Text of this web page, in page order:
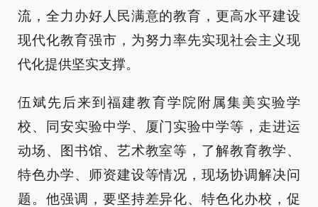
流，全力办好人民满意的教育，更高水平建设
现代化教育强市，为努力率先实现社会主义现
代化提供坚实支撑。
伍斌先后来到福建教育学院附属集美实验学
校、同安实验中学、厦门实验中学等，走进运
动场、图书馆、艺术教室等，了解教育教学、
特色办学、师资建设等情况，现场协调解决问
题。他强调，要坚持差异化、特色化办校，促